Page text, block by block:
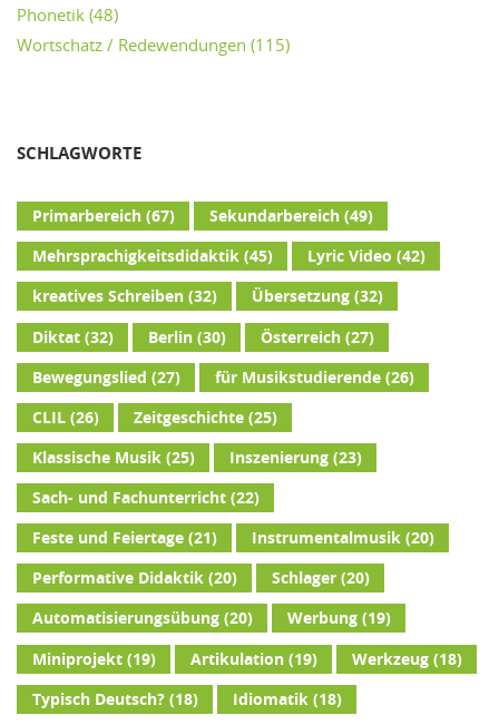
Phonetik (48)
Wortschatz / Redewendungen (115)
SCHLAGWORTE
Primarbereich(67) Sekundarbereich(49)
Mehrsprachigkeitsdidaktik(45) Lyric Video (42)
kreatives Schreiben(32) Übersetzung(32)
Diktat(32) Berlin(30) Österreich(27)
Bewegungslied (27) für Musikstudierende(26)
CLIL(26) Zeitgeschichte(25)
Klassische Musik(25) Inszenierung(23)
Sach- und Fachunterricht(22)
Feste und Feiertage(21) Instrumentalmusik(20)
Performative Didaktik(20) Schlager(20)
Automatisierungsübung(20) Werbung(19)
Miniprojekt(19) Artikulation(19) Werkzeug(18)
Typisch Deutsch?(18) Idiomatik(18)